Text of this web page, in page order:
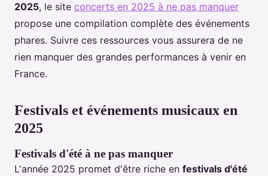
2025, le site concerts en 2025 à ne pas manquer
propose une compilation complète des événements
phares. Suivre ces ressources vous assurera de ne
rien manquer des grandes performances à venir en
France.
Festivals et événements musicaux en
2025
Festivals d'été à ne pas manquer
L'année 2025 promet d'être riche en festivals d'été